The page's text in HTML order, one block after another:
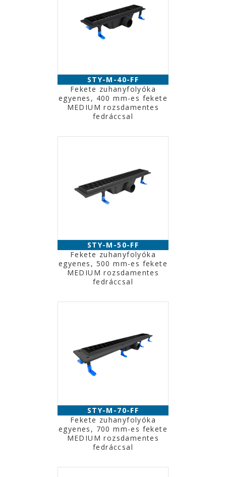
STY-M-40-FF
Fekete zuhanyfolyóka
egyenes, 400 mm-es fekete
MEDIUM rozsdamentes
fedráccsal
STY-M-50-FF
Fekete zuhanyfolyóka
egyenes, 500 mm-es fekete
MEDIUM rozsdamentes
fedráccsal
STY-M-70-FF
Fekete zuhanyfolyóka
egyenes, 700 mm-es fekete
MEDIUM rozsdamentes
fedráccsal